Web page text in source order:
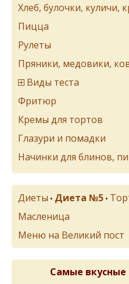
Хлеб, булочки, куличи,
Пицца
Рулеты
Пряники, медовики,
Виды теста
Фритюр
Кремы для тортов
Глазури и помадки
Начинки для блинов,
Диеты • Диета №5 •
Масленица
Меню на Великий пост
Самые